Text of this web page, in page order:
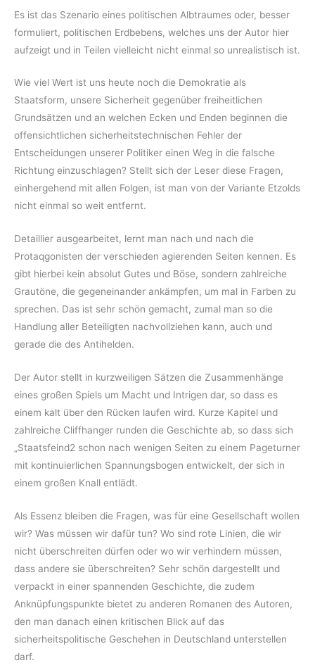
Es ist das Szenario eines politischen Albtraumes oder, besser
formuliert, politischen Erdbebens, welches uns der Autor hier
aufzeigt und in Teilen vielleicht nicht einmal so unrealistisch ist.
Wie viel Wert ist uns heute noch die Demokratie als
Staatsform, unsere Sicherheit gegenüber freiheitlichen
Grundsätzen und an welchen Ecken und Enden beginnen die
offensichtlichen sicherheitstechnischen Fehler der
Entscheidungen unserer Politiker einen Weg in die falsche
Richtung einzuschlagen? Stellt sich der Leser diese Fragen,
einhergehend mit allen Folgen, ist man von der Variante Etzolds
nicht einmal so weit entfernt.
Detaillier ausgearbeitet, lernt man nach und nach die
Protaqgonisten der verschieden agierenden Seiten kennen. Es
gibt hierbei kein absolut Gutes und Böse, sondern zahlreiche
Grautöne, die gegeneinander ankämpfen, um mal in Farben zu
sprechen. Das ist sehr schön gemacht, zumal man so die
Handlung aller Beteiligten nachvollziehen kann, auch und
gerade die des Antihelden.
Der Autor stellt in kurzweiligen Sätzen die Zusammenhänge
eines großen Spiels um Macht und Intrigen dar, so dass es
einem kalt über den Rücken laufen wird. Kurze Kapitel und
zahlreiche Cliffhanger runden die Geschichte ab, so dass sich
„Staatsfeind2 schon nach wenigen Seiten zu einem Pageturner
mit kontinuierlichen Spannungsbogen entwickelt, der sich in
einem großen Knall entlädt.
Als Essenz bleiben die Fragen, was für eine Gesellschaft wollen
wir? Was müssen wir dafür tun? Wo sind rote Linien, die wir
nicht überschreiten dürfen oder wo wir verhindern müssen,
dass andere sie überschreiten? Sehr schön dargestellt und
verpackt in einer spannenden Geschichte, die zudem
Anknüpfungspunkte bietet zu anderen Romanen des Autoren,
den man danach einen kritischen Blick auf das
sicherheitspolitische Geschehen in Deutschland unterstellen
darf.